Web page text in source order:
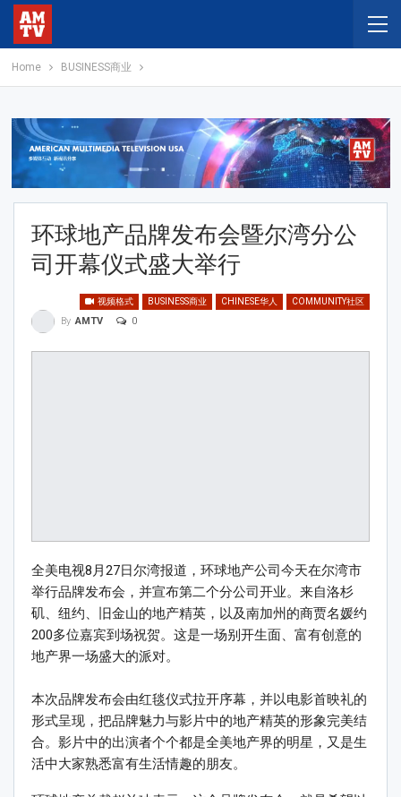
Home BUSINESS商业
环球地产品牌发布会暨尔湾分公
司开幕仪式盛大举行
视频格式 BUSINESS商业 CHINESE华人 COMMUNITY社区
By AMTV 0
全美电视8月27日尔湾报道，环球地产公司今天在尔湾市
举行品牌发布会，并宣布第二个分公司开业。来自洛杉
矶、纽约、旧金山的地产精英，以及南加州的商贾名媛约
200多位嘉宾到场祝贺。这是一场别开生面、富有创意的
地产界一场盛大的派对。
本次品牌发布会由红毯仪式拉开序幕，并以电影首映礼的
形式呈现，把品牌魅力与影片中的地产精英的形象完美结
合。影片中的出演者个个都是全美地产界的明星，又是生
活中大家熟悉富有生活情趣的朋友。